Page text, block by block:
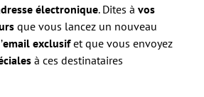
électronique. Dites à vos
que vous lancez un nouveau
email exclusifet que vous envoyez
à ces destinataires